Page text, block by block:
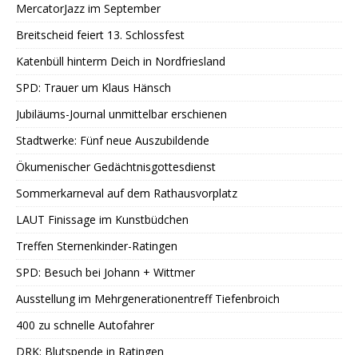
MercatorJazz im September
Breitscheid feiert 13. Schlossfest
Katenbüll hinterm Deich in Nordfriesland
SPD: Trauer um Klaus Hänsch
Jubiläums-Journal unmittelbar erschienen
Stadtwerke: Fünf neue Auszubildende
Ökumenischer Gedächtnisgottesdienst
Sommerkarneval auf dem Rathausvorplatz
LAUT Finissage im Kunstbüdchen
Treffen Sternenkinder-Ratingen
SPD: Besuch bei Johann + Wittmer
Ausstellung im Mehrgenerationentreff Tiefenbroich
400 zu schnelle Autofahrer
DRK: Blutspende in Ratingen